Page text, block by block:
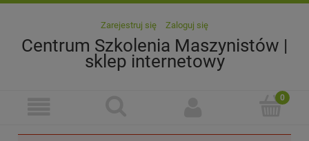
Zarejestruj się Zaloguj się
Centrum Szkolenia Maszynistów |
sklep internetowy